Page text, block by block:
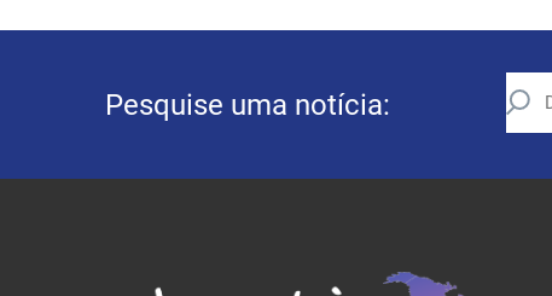
Pesquise uma notícia: